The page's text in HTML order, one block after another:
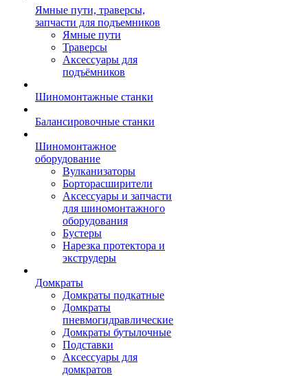
Ямные пути, траверсы,
запчасти для подъемников
Ямные пути
Траверсы
Аксессуары для
подъёмников
Шиномонтажные станки
Балансировочные станки
Шиномонтажное
оборудование
Вулканизаторы
Борторасширители
Аксессуары и запчасти
для шиномонтажного
оборудования
Бустеры
Нарезка протектора и
экструдеры
Домкраты
Домкраты подкатные
Домкраты
пневмогидравлические
Домкраты бутылочные
Подставки
Аксессуары для
домкратов